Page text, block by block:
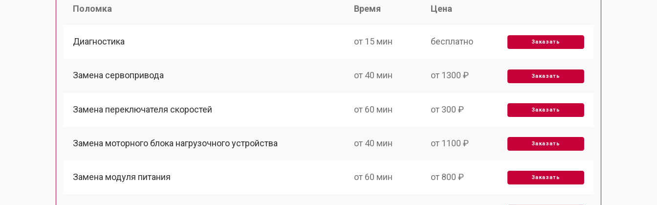
Поломка Время Цена
Диагностика от 15 мин бесплатно Заказать
Замена сервопривода от 40 мин от 1300 ₽ Заказать
Замена переключателя скоростей от 60 мин от 300 ₽ Заказать
Замена моторного блока нагрузочного устройства от 40 мин от 1100 ₽ Заказать
Замена модуля питания от 60 мин от 800 ₽ Заказать